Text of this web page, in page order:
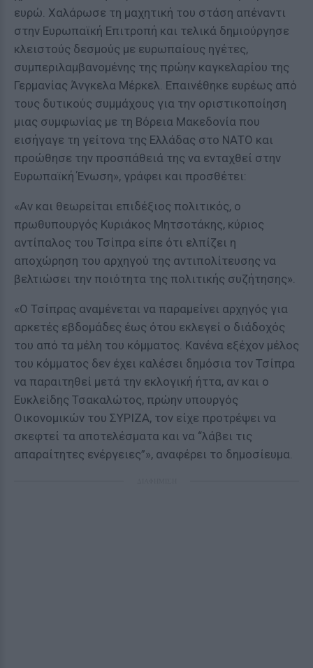
ευρώ. Χαλάρωσε τη μαχητική του στάση απέναντι
στην Ευρωπαϊκή Επιτροπή και τελικά δημιούργησε
κλειστούς δεσμούς με ευρωπαίους ηγέτες,
συμπεριλαμβανομένης της πρώην καγκελαρίου της
Γερμανίας Άνγκελα Μέρκελ. Επαινέθηκε ευρέως από
τους δυτικούς συμμάχους για την οριστικοποίηση
μιας συμφωνίας με τη Βόρεια Μακεδονία που
εισήγαγε τη γείτονα της Ελλάδας στο ΝΑΤΟ και
προώθησε την προσπάθειά της να ενταχθεί στην
Ευρωπαϊκή Ένωση», γράφει και προσθέτει:
«Αν και θεωρείται επιδέξιος πολιτικός, ο
πρωθυπουργός Κυριάκος Μητσοτάκης, κύριος
αντίπαλος του Τσίπρα είπε ότι ελπίζει η
αποχώρηση του αρχηγού της αντιπολίτευσης να
βελτιώσει την ποιότητα της πολιτικής συζήτησης».
«Ο Τσίπρας αναμένεται να παραμείνει αρχηγός για
αρκετές εβδομάδες έως ότου εκλεγεί ο διάδοχός
του από τα μέλη του κόμματος. Κανένα εξέχον μέλος
του κόμματος δεν έχει καλέσει δημόσια τον Τσίπρα
να παραιτηθεί μετά την εκλογική ήττα, αν και ο
Ευκλείδης Τσακαλώτος, πρώην υπουργός
Οικονομικών του ΣΥΡΙΖΑ, τον είχε προτρέψει να
σκεφτεί τα αποτελέσματα και να “λάβει τις
απαραίτητες ενέργειες”», αναφέρει το δημοσίευμα.